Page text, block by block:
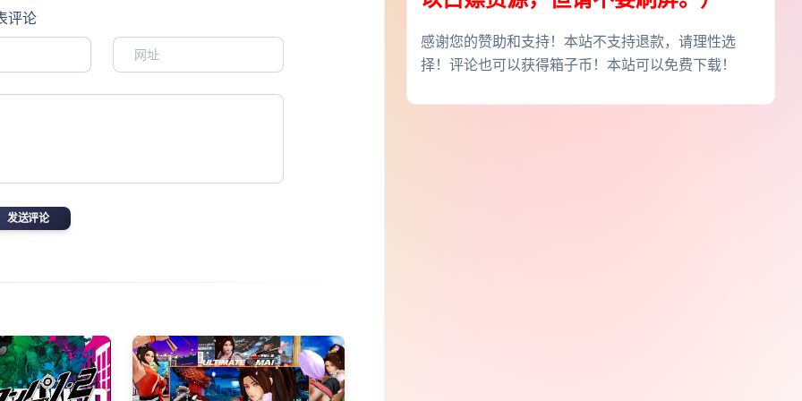
评论
发送评论
感谢您的赞助和支持！本站不支持退款，请理性选
择！评论也可以获得箱子币！本站可以免费下载！